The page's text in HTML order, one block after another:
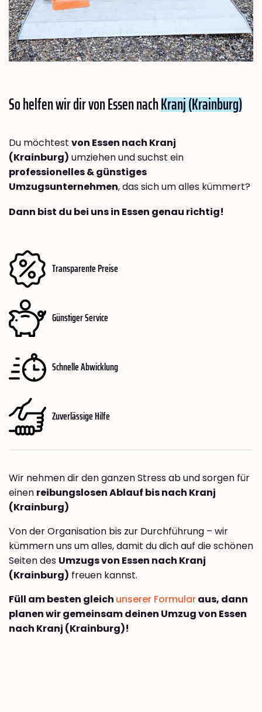
So helfen wir dir von Essen nachKranj (Krainburg)
Du möchtest von Essen nach Kranj
(Krainburg) umziehen und suchst ein
professionelles & günstiges
Umzugsunternehmen, das sich um alles kümmert?
Dann bist du bei uns in Essen genau richtig!
Transparente Preise
Günstiger Service
Schnelle Abwicklung
Zuverlässige Hilfe
Wir nehmen dir den ganzen Stress ab und sorgen für
einen reibungslosen Ablauf bis nach Kranj
(Krainburg)
Von der Organisation bis zur Durchführung – wir
kümmern uns um alles, damit du dich auf die schönen
Seiten des Umzugs von Essen nach Kranj
(Krainburg) freuen kannst.
Füll am besten gleich unserer Formularaus, dann
planen wir gemeinsam deinen Umzug von Essen
nach Kranj (Krainburg)!